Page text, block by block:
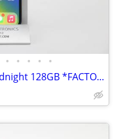
• • • • •
EXCELLENT - Apple iPhone 13 Midnight 128GB *FACTORY UNLOCKED* 98% BH